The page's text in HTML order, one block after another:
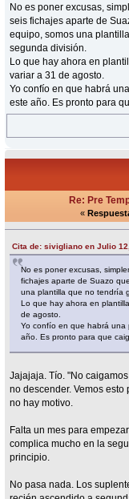
No es poner excusas,
seis fichajes aparte de
equipo, somos una
segunda división.
Lo que hay ahora en
variar a 31 de agosto.
Yo confío en que habrá
este año. Es pronto para
Re: Pre
«
Cita de: sivigliano en Julio
No es poner excusas,
fichajes aparte de Suazo
una plantilla que no tendría
Lo que hay ahora en
de agosto.
Yo confío en que habrá una
año. Es pronto para que
Jajajaja. Tío. "No
no descender. Vemos
no hay motivo.
Falta un mes para
complica mucho en la
principio.
No pasa nada. Los